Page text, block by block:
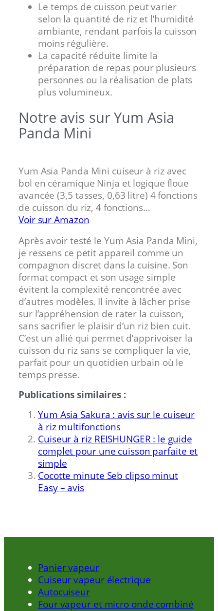
Le temps de cuisson peut varier
selon la quantité de riz et l’humidité
ambiante, rendant parfois la cuisson
moins régulière.
La capacité réduite limite la
préparation de repas pour plusieurs
personnes ou la réalisation de plats
plus volumineux.
Notre avis sur Yum Asia
Panda Mini
Yum Asia Panda Mini cuiseur à riz avec
bol en céramique Ninja et logique floue
avancée (3,5 tasses, 0,63 litre) 4 fonctions
de cuisson du riz, 4 fonctions…
Voir sur Amazon
Après avoir testé le Yum Asia Panda Mini,
je ressens ce petit appareil comme un
compagnon discret dans la cuisine. Son
format compact et son usage simple
évitent la complexité rencontrée avec
d’autres modèles. Il invite à lâcher prise
sur l’appréhension de rater la cuisson,
sans sacrifier le plaisir d’un riz bien cuit.
C’est un allié qui permet d’apprivoiser la
cuisson du riz sans se compliquer la vie,
parfait pour un quotidien urbain où le
temps presse.
Publications similaires :
Yum Asia Sakura : avis sur le cuiseur
à riz multifonctions
Cuiseur à riz REISHUNGER : le guide
complet pour une cuisson parfaite et
simple
Cocotte minute Seb clipso minut
Easy – avis
Panier vapeur
Cuiseur vapeur électrique
Autocuiseur
Four vapeur et micro onde combiné